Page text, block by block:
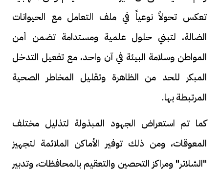
تعكس تحولاً نوعياً في ملف التعامل مع الحيوانات
الضالة، لتبني حلول علمية ومستدامة تضمن أمن
المواطن وسلامة البيئة في آن واحد، مع تفعيل التدخل
المبكر للحد من الظاهرة وتقليل المخاطر الصحية
المرتبطة بها.
كما تم استعراض الجهود المبذولة لتذليل مختلف
المعوقات، ومن ذلك توفير الأماكن الملائمة لتجهيز
"الشلاتر" ومراكز التحصين والتعقيم بالمحافظات، وتدبير